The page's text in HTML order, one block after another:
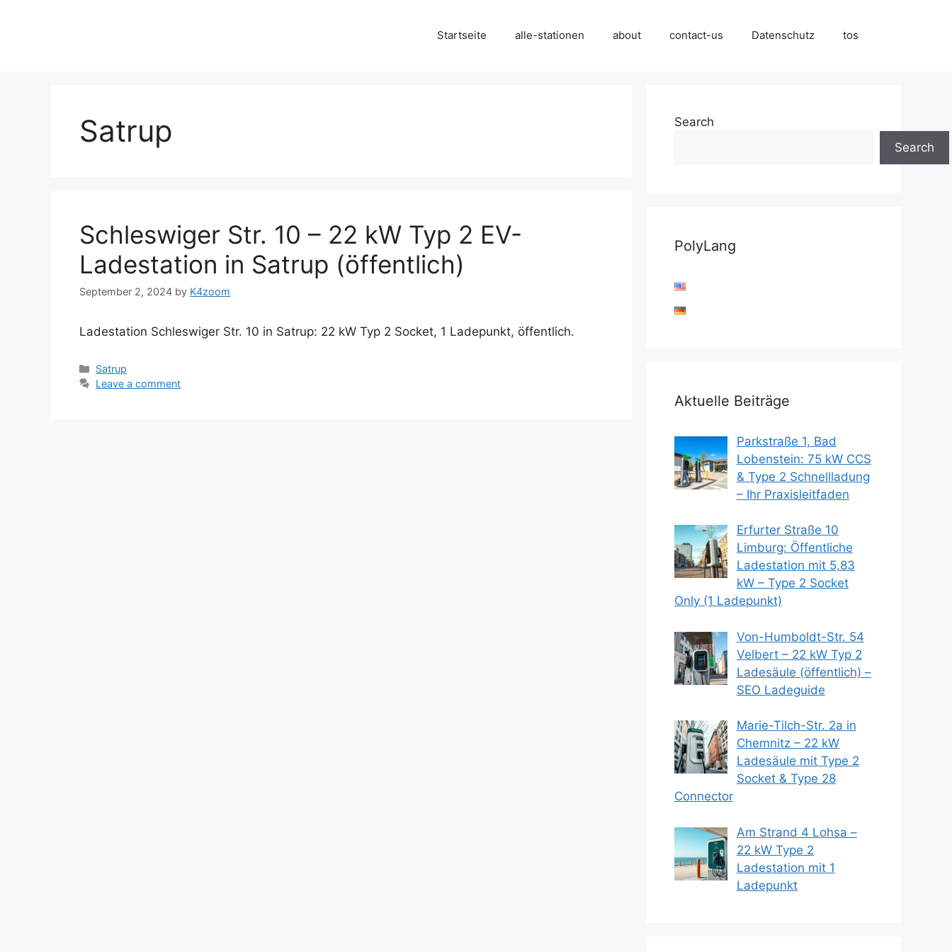
Startseite alle-stationen about contact-us Datenschutz tos
Satrup
Schleswiger Str. 10 – 22 kW Typ 2 EV-
Ladestation in Satrup (öffentlich)
September 2, 2024 by K4zoom
Ladestation Schleswiger Str. 10 in Satrup: 22 kW Typ 2 Socket, 1 Ladepunkt, öffentlich.
Categories
Satrup
Leave a comment
Search
Search
PolyLang
Aktuelle Beiträge
Parkstraße 1, Bad
Lobenstein: 75 kW CCS
& Type 2 Schnellladung
– Ihr Praxisleitfaden
Erfurter Straße 10
Limburg: Öffentliche
Ladestation mit 5,83
kW – Type 2 Socket
Only (1 Ladepunkt)
Von-Humboldt-Str. 54
Velbert – 22 kW Typ 2
Ladesäule (öffentlich) –
SEO Ladeguide
Marie-Tilch-Str. 2a in
Chemnitz – 22 kW
Ladesäule mit Type 2
Socket & Type 28
Connector
Am Strand 4 Lohsa –
22 kW Type 2
Ladestation mit 1
Ladepunkt